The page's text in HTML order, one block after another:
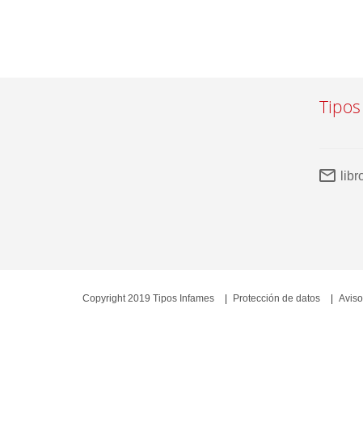
Copyright 2019 Tipos Infames Protección de datos